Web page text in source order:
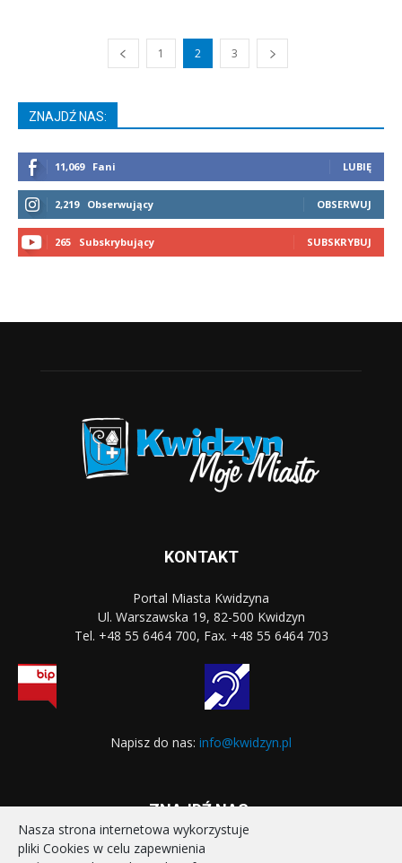
1 2 3
ZNAJDŹ NAS:
11,069 Fani LUBIĘ
2,219 Obserwujący OBSERWUJ
265 Subskrybujący SUBSKRYBUJ
KONTAKT
Portal Miasta Kwidzyna
Ul. Warszawska 19, 82-500 Kwidzyn
Tel. +48 55 6464 700, Fax. +48 55 6464 703
Napisz do nas: info@kwidzyn.pl
ZNAJDŹ NAS:
Nasza strona internetowa wykorzystuje
pliki Cookies w celu zapewnienia